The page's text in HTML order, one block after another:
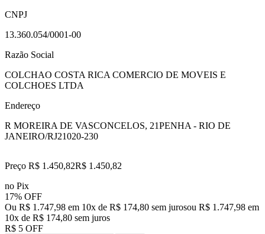
CNPJ
13.360.054/0001-00
Razão Social
COLCHAO COSTA RICA COMERCIO DE MOVEIS E
COLCHOES LTDA
Endereço
R MOREIRA DE VASCONCELOS, 21PENHA - RIO DE
JANEIRO/RJ21020-230
Preço R$ 1.450,82R$ 1.450,82
no Pix
17% OFF
Ou R$ 1.747,98 em 10x de R$ 174,80 sem jurosou R$ 1.747,98 em
10x de R$ 174,80 sem juros
R$ 5 OFF